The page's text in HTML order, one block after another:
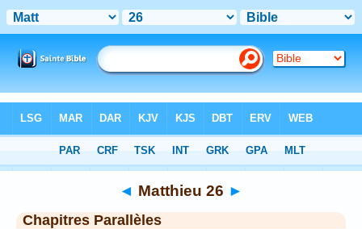
◄ Matthieu 26 ►
Chapitres Parallèles